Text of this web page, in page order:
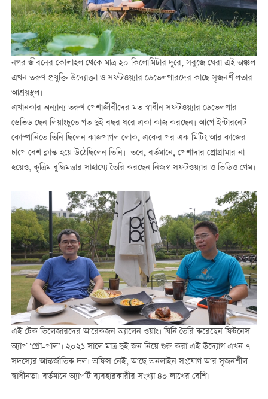
নগর জীবনের কোলাহল থেকে মাত্র ২০ কিলোমিটার দূরে, সবুজে ঘেরা এই অঞ্চল
এখন তরুণ প্রযুক্তি উদ্যোক্তা ও সফটওয়্যার ডেভেলপারদের কাছে সৃজনশীলতার
আশ্রয়স্থল।
এখানকার অন্যান্য তরুণ পেশাজীবীদের মত স্বাধীন সফটওয়্যার ডেভেলপার
ডেভিড ছেন লিয়াংচুতে গত দুই বছর ধরে একা কাজ করছেন। আগে ইন্টারনেট
কোম্পানিতে তিনি ছিলেন কাজপাগল লোক, একের পর এক মিটিং আর কাজের
চাপে বেশ ক্লান্ত হয়ে উঠেছিলেন তিনি। তবে, বর্তমানে, পেশাদার প্রোগ্রামার না
হয়েও, কৃত্রিম বুদ্ধিমত্তার সাহায্যে তৈরি করছেন নিজস্ব সফটওয়্যার ও ভিডিও গেম।
এই টেক ভিলেজারদের আরেকজন অ্যালেন ওয়াং। যিনি তৈরি করেছেন ফিটনেস
অ্যাপ ‘গ্রো-পাল’। ২০২১ সালে মাত্র দুই জন নিয়ে শুরু করা এই উদ্যোগ এখন ৭
সদস্যের আন্তর্জাতিক দল। অফিস নেই, আছে অনলাইন সংযোগ আর সৃজনশীল
স্বাধীনতা। বর্তমানে অ্যাপটি ব্যবহারকারীর সংখ্যা ৪০ লাখের বেশি।